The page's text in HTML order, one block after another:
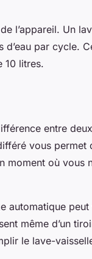
l’appareil. Un
d’eau par cycle.
10 litres.
entre
vous permet
où vous
automatique
même d’un
le lave-